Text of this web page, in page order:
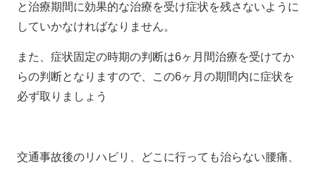
と治療期間に効果的な治療を受け症状を残さないように
していかなければなりません。
また、症状固定の時期の判断は6ヶ月間治療を受けてか
らの判断となりますので、この6ヶ月の期間内に症状を
必ず取りましょう
交通事故後のリハビリ、どこに行っても治らない腰痛、